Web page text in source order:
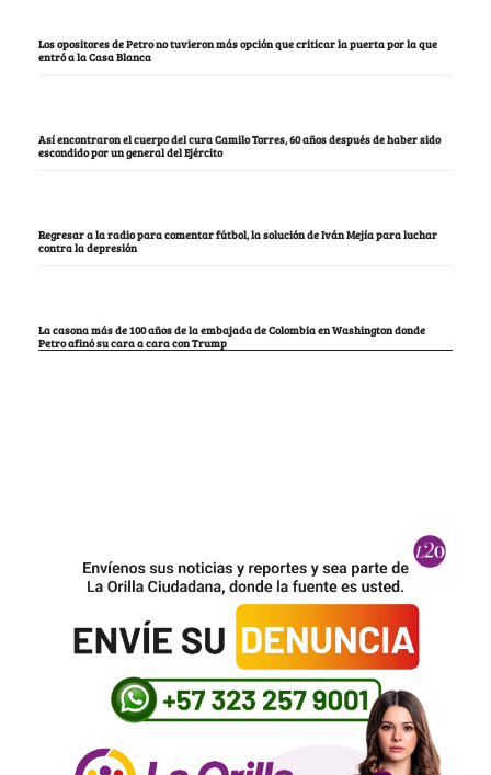
Los opositores de Petro no tuvieron más opción que criticar la puerta por la que
entró a la Casa Blanca
Así encontraron el cuerpo del cura Camilo Torres, 60 años después de haber sido
escondido por un general del Ejército
Regresar a la radio para comentar fútbol, la solución de Iván Mejía para luchar
contra la depresión
La casona más de 100 años de la embajada de Colombia en Washington donde
Petro afinó su cara a cara con Trump